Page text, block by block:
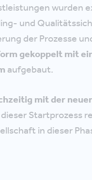
wurden
und
der Prozesse
gekoppelt mit
aufgebaut.
mit der
Startprozess
in dieser